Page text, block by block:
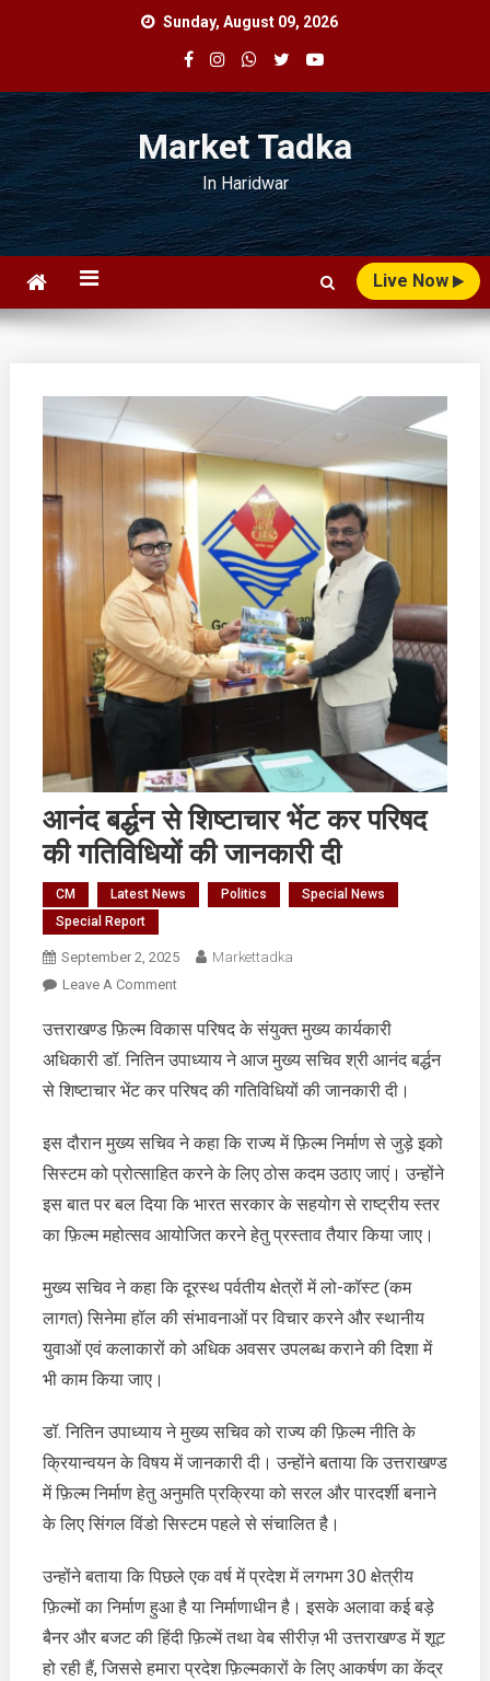
Sunday, August 09, 2026
Market Tadka
In Haridwar
Live Now
आनंद बर्द्धन से शिष्टाचार भेंट कर परिषद
की गतिविधियों की जानकारी दी
CM Latest News Politics
Special News
Special Report
September 2, 2025
Markettadka
Leave A CommentOn
बर्द्धन
से
शिष्टाचार
कर
की
गतिविधियों
की
दी
उत्तराखण्ड फ़िल्म विकास परिषद के संयुक्त मुख्य कार्यकारी
अधिकारी डॉ. नितिन उपाध्याय ने आज मुख्य सचिव श्री आनंद बर्द्धन
से शिष्टाचार भेंट कर परिषद की गतिविधियों की जानकारी दी।
इस दौरान मुख्य सचिव ने कहा कि राज्य में फ़िल्म निर्माण से जुड़े इको
सिस्टम को प्रोत्साहित करने के लिए ठोस कदम उठाए जाएं। उन्होंने
इस बात पर बल दिया कि भारत सरकार के सहयोग से राष्ट्रीय स्तर
का फ़िल्म महोत्सव आयोजित करने हेतु प्रस्ताव तैयार किया जाए।
मुख्य सचिव ने कहा कि दूरस्थ पर्वतीय क्षेत्रों में लो-कॉस्ट (कम
लागत) सिनेमा हॉल की संभावनाओं पर विचार करने और स्थानीय
युवाओं एवं कलाकारों को अधिक अवसर उपलब्ध कराने की दिशा में
भी काम किया जाए।
डॉ. नितिन उपाध्याय ने मुख्य सचिव को राज्य की फ़िल्म नीति के
क्रियान्वयन के विषय में जानकारी दी। उन्होंने बताया कि उत्तराखण्ड
में फ़िल्म निर्माण हेतु अनुमति प्रक्रिया को सरल और पारदर्शी बनाने
के लिए सिंगल विंडो सिस्टम पहले से संचालित है।
उन्होंने बताया कि पिछले एक वर्ष में प्रदेश में लगभग 30 क्षेत्रीय
फ़िल्मों का निर्माण हुआ है या निर्माणाधीन है। इसके अलावा कई बड़े
बैनर और बजट की हिंदी फ़िल्में तथा वेब सीरीज़ भी उत्तराखण्ड में शूट
हो रही हैं, जिससे हमारा प्रदेश फ़िल्मकारों के लिए आकर्षण का केंद्र